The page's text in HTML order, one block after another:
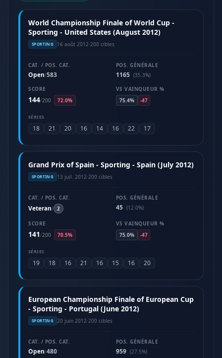
World Championship Finale of World Cup -
Sporting - United States (August 2012)
SPORTING 16 août 2012·200 cibles
CAT. / POS. CAT.
Open/583
POS. GÉNÉRALE
1165 (35.3%)
SCORE
144/200 72.0%
VS VAINQUEUR %
75.4%
-47
SÉRIES
18 21 20 16 14 16 22 17
Grand Prix of Spain - Sporting - Spain (July 2012)
SPORTING 13 juil. 2012·200 cibles
CAT. / POS. CAT.
Veteran/ 2
POS. GÉNÉRALE
45 (12.0%)
SCORE
141/200 70.5%
VS VAINQUEUR %
75.0%
-47
SÉRIES
19 18 16 21 16 15 16 20
European Championship Finale of European Cup
- Sporting - Portugal (June 2012)
SPORTING 20 juin 2012·200 cibles
CAT. / POS. CAT.
Open/480
POS. GÉNÉRALE
959 (27.5%)